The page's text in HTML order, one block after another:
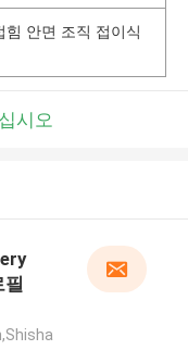
안면 조직 접이식
시오
필